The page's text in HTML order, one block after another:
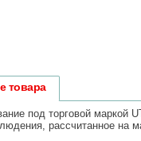
товара
под торговой маркой
рассчитанное на